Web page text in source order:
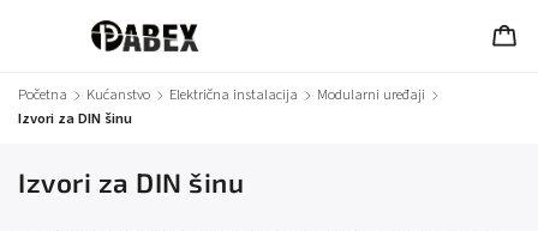
Početna / Kućanstvo / Električna instalacija / Modularni uređaji /
Izvori za DIN šinu
Izvori za DIN šinu